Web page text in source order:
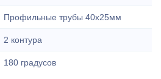
Профильные трубы 40х25мм
2 контура
180 градусов